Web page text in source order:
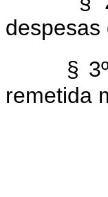
despesas
§
remetida